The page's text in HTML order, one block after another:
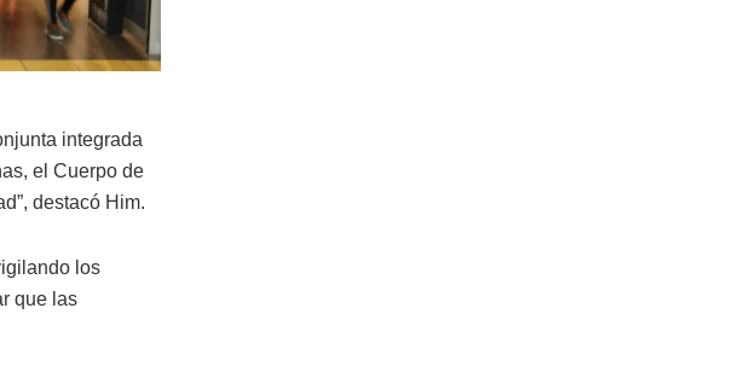
integrada
el Cuerpo de
destacó Him.
los
que las